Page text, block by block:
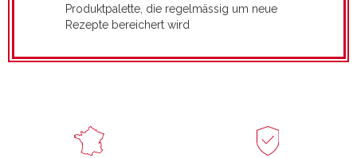
Produktpalette, die regelmässig um neue
Rezepte bereichert wird